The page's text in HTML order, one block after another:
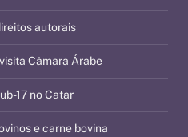
autorais
Câmara Árabe
17 no Catar
e carne bovina